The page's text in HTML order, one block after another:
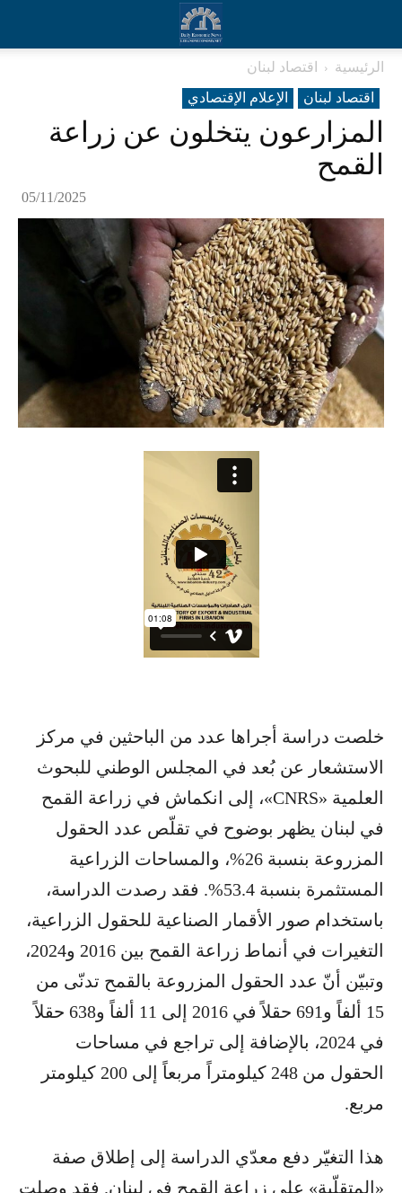
الرئيسية
اقتصاد لبنان
اقتصاد لبنان
الإعلام الإقتصادي
المزارعون يتخلون عن زراعة
القمح
05/11/2025
خلصت دراسة أجراها عدد من الباحثين في مركز
الاستشعار عن بُعد في المجلس الوطني للبحوث
العلمية «CNRS»، إلى انكماش في زراعة القمح
في لبنان يظهر بوضوح في تقلّص عدد الحقول
المزروعة بنسبة 26%، والمساحات الزراعية
المستثمرة بنسبة 53.4%. فقد رصدت الدراسة،
باستخدام صور الأقمار الصناعية للحقول الزراعية،
التغيرات في أنماط زراعة القمح بين 2016 و2024،
وتبيّن أنّ عدد الحقول المزروعة بالقمح تدنّى من
15 ألفاً و691 حقلاً في 2016 إلى 11 ألفاً و638 حقلاً
في 2024، بالإضافة إلى تراجع في مساحات
الحقول من 248 كيلومتراً مربعاً إلى 200 كيلومتر
مربع.
هذا التغيّر دفع معدّي الدراسة إلى إطلاق صفة
«المتقلّبة» على زراعة القمح في لبنان. فقد وصلت